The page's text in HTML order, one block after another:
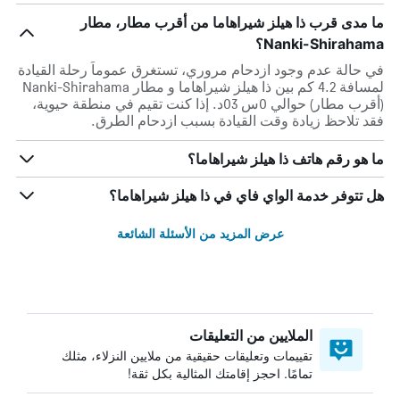
ما مدى قرب ذا هيلز شيراهاما من أقرب مطار، مطار
Nanki-Shirahama؟
في حالة عدم وجود ازدحام مروري، تستغرق عموماً رحلة القيادة
لمسافة 4.2 كم بين ذا هيلز شيراهاما و مطار Nanki-Shirahama
(أقرب مطار) حوالي 0س 03د. إذا كنت تقيم في منطقة حيوية،
فقد تلاحظ زيادة وقت القيادة بسبب ازدحام الطرق.
ما هو رقم هاتف ذا هيلز شيراهاما؟
هل تتوفر خدمة الواي فاي في ذا هيلز شيراهاما؟
عرض المزيد من الأسئلة الشائعة
الملايين من التعليقات
تقييمات وتعليقات حقيقية من ملايين النزلاء، مثلك
تمامًا. احجز إقامتك المثالية بكل ثقة!